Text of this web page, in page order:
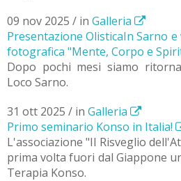
09 nov 2025 / in Galleria
Presentazione OlisticaIn Sarno
fotografica "Mente, Corpo e
Dopo pochi mesi siamo
Loco Sarno.
31 ott 2025 / in Galleria
Primo seminario Konso in Italia!
L'associazione "Il Risveglio
prima volta fuori dal Giappone
Terapia Konso.